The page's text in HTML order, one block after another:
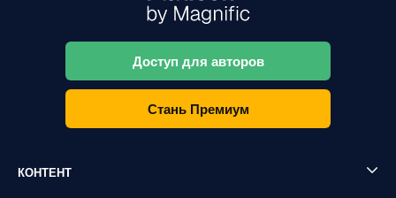
Доступ для авторов
Стань Премиум
КОНТЕНТ